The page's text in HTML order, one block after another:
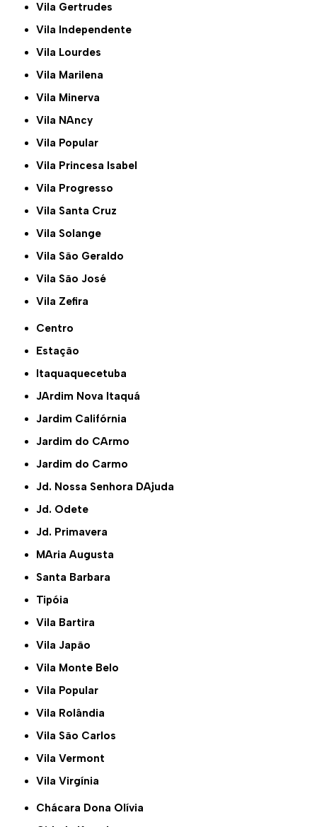
Vila Gertrudes
Vila Independente
Vila Lourdes
Vila Marilena
Vila Minerva
Vila NAncy
Vila Popular
Vila Princesa Isabel
Vila Progresso
Vila Santa Cruz
Vila Solange
Vila São Geraldo
Vila São José
Vila Zefira
Centro
Estação
Itaquaquecetuba
JArdim Nova Itaquá
Jardim Califórnia
Jardim do CArmo
Jardim do Carmo
Jd. Nossa Senhora DAjuda
Jd. Odete
Jd. Primavera
MAria Augusta
Santa Barbara
Tipóia
Vila Bartira
Vila Japão
Vila Monte Belo
Vila Popular
Vila Rolândia
Vila São Carlos
Vila Vermont
Vila Virgínia
Chácara Dona Olívia